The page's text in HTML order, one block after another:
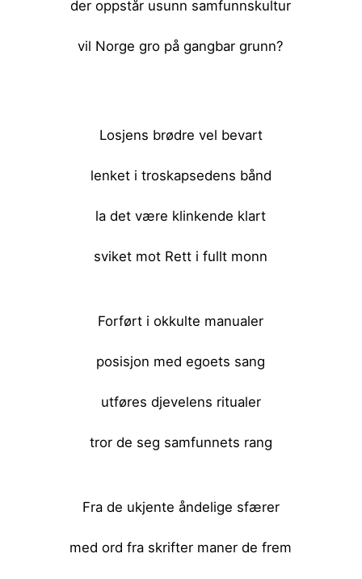
der oppstår usunn samfunnskultur
vil Norge gro på gangbar grunn?
Losjens brødre vel bevart
lenket i troskapsedens bånd
la det være klinkende klart
sviket mot Rett i fullt monn
Forført i okkulte manualer
posisjon med egoets sang
utføres djevelens ritualer
tror de seg samfunnets rang
Fra de ukjente åndelige sfærer
med ord fra skrifter maner de frem